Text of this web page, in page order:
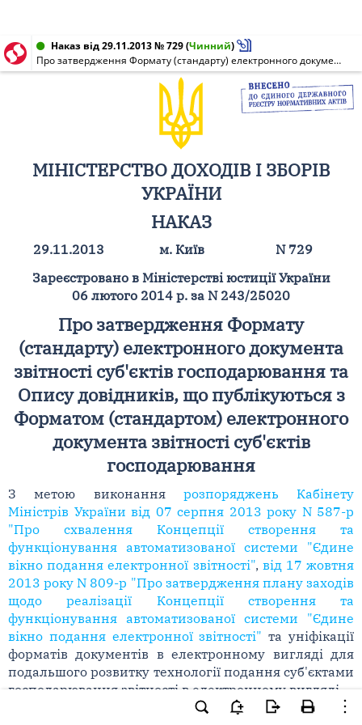
Наказ від 29.11.2013 № 729(Чинний)
Про затвердження Формату (стандарту) електронного документа звітності суб'єктів господарювання та Опису довідників, що публікуються з Форматом (стандартом) електронного документа звітності суб'єктів господарювання